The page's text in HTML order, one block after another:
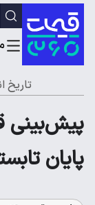
تاریخ
پیش‌بینی
پایان